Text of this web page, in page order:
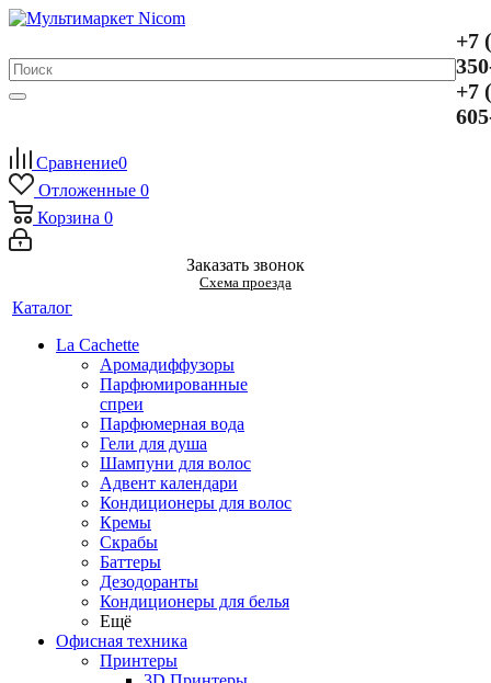
+7
+7
Сравнение0
Отложенные 0
Корзина 0
Заказать звонок
Схема проезда
Каталог
La Cachette
Аромадиффузоры
Парфюмированные
спреи
Парфюмерная вода
Гели для душа
Шампуни для волос
Адвент календари
Кондиционеры для волос
Кремы
Скрабы
Баттеры
Дезодоранты
Кондиционеры для белья
Ещё
Офисная техника
Принтеры